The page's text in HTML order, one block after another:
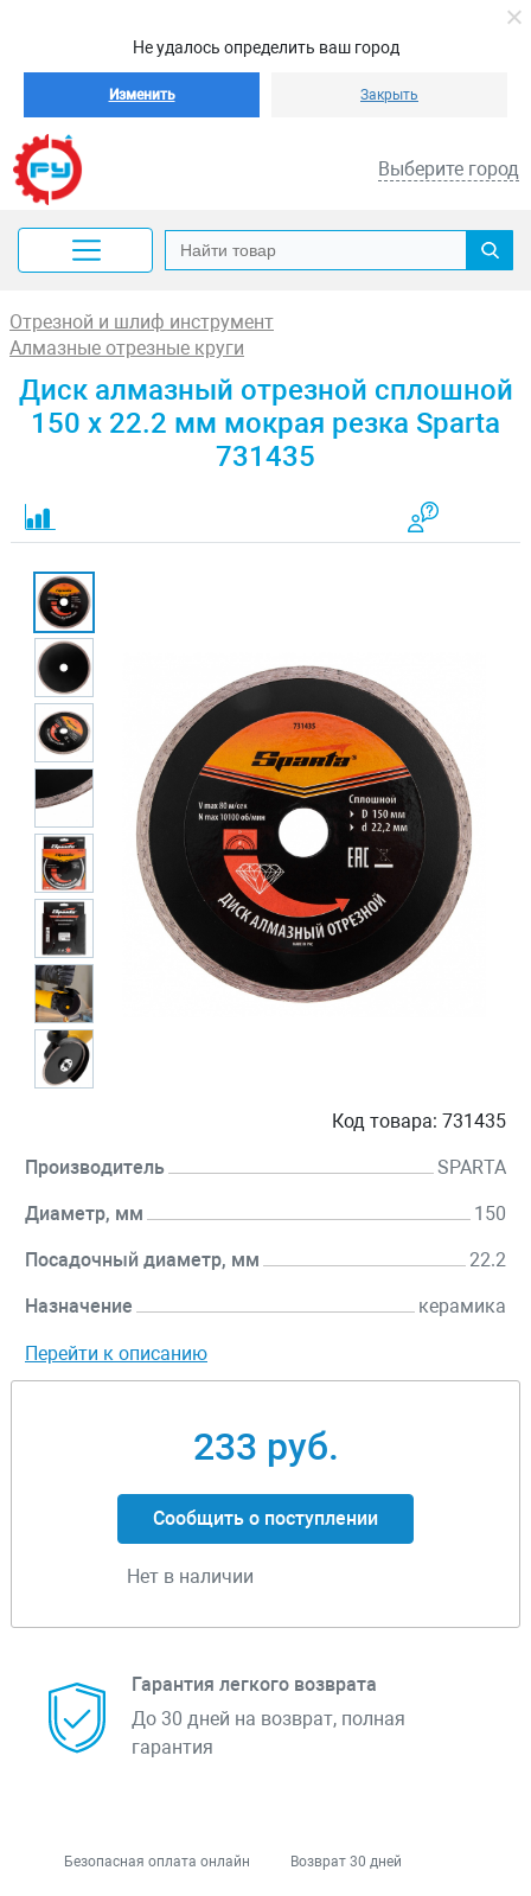
Не удалось определить ваш город
Изменить Закрыть
Выберите город
Отрезной и шлиф инструмент
Алмазные отрезные круги
Диск алмазный отрезной сплошной
150 х 22.2 мм мокрая резка Sparta
731435
Код товара: 731435
Производитель SPARTA
Диаметр, мм 150
Посадочный диаметр, мм 22.2
Назначение керамика
Перейти к описанию
233 руб.
Сообщить о поступлении
Нет в наличии
Гарантия легкого возврата
До 30 дней на возврат, полная
гарантия
Безопасная оплата онлайн Возврат 30 дней